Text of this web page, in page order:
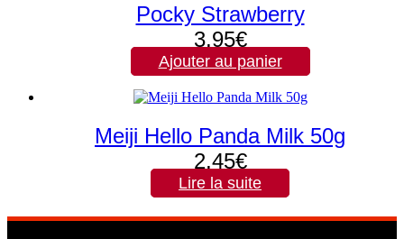
Pocky Strawberry
3,95€
Ajouter au panier
Meiji Hello Panda Milk 50g
2,45€
Lire la suite